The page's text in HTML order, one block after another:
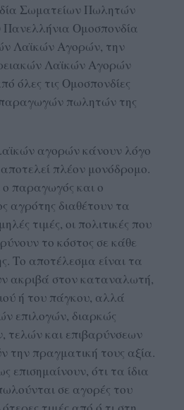
Σωματείων Πωλητών
Ομοσπονδία
Λαϊκών Αγορών, την
Λαϊκών Αγορών
όλες τις Ομοσπονδίες
πωλητών της
αγορών κάνουν λόγο
πλέον μονόδρομο.
παραγωγός και ο
αγρότης διαθέτουν τα
τιμές, οι πολιτικές που
το κόστος σε κάθε
Το αποτέλεσμα είναι τα
ακριβά στον καταναλωτή,
ή του πάγκου, αλλά
επιλογών, διαρκώς
και επιβαρύνσεων
την πραγματική τους αξία.
επισημαίνουν, ότι τα ίδια
σε αγορές του